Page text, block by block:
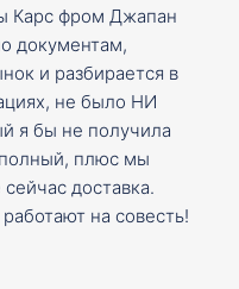
Карс фром Джапан
документам,
и разбирается в
не было НИ
я бы не получила
полный, плюс мы
доставка.
на совесть!